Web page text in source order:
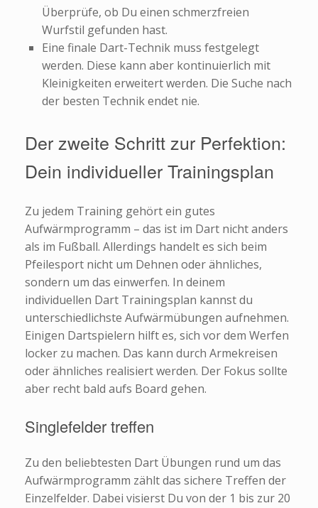
Überprüfe, ob Du einen schmerzfreien
Wurfstil gefunden hast.
Eine finale Dart-Technik muss festgelegt
werden. Diese kann aber kontinuierlich mit
Kleinigkeiten erweitert werden. Die Suche nach
der besten Technik endet nie.
Der zweite Schritt zur Perfektion:
Dein individueller Trainingsplan
Zu jedem Training gehört ein gutes
Aufwärmprogramm – das ist im Dart nicht anders
als im Fußball. Allerdings handelt es sich beim
Pfeilesport nicht um Dehnen oder ähnliches,
sondern um das einwerfen. In deinem
individuellen Dart Trainingsplan kannst du
unterschiedlichste Aufwärmübungen aufnehmen.
Einigen Dartspielern hilft es, sich vor dem Werfen
locker zu machen. Das kann durch Armekreisen
oder ähnliches realisiert werden. Der Fokus sollte
aber recht bald aufs Board gehen.
Singlefelder treffen
Zu den beliebtesten Dart Übungen rund um das
Aufwärmprogramm zählt das sichere Treffen der
Einzelfelder. Dabei visierst Du von der 1 bis zur 20